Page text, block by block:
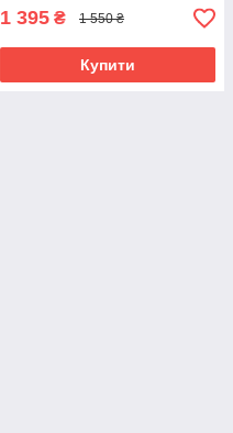
1 395 ₴ 1 550 ₴
Купити